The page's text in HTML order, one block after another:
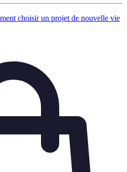
choisir un projet de nouvelle vie